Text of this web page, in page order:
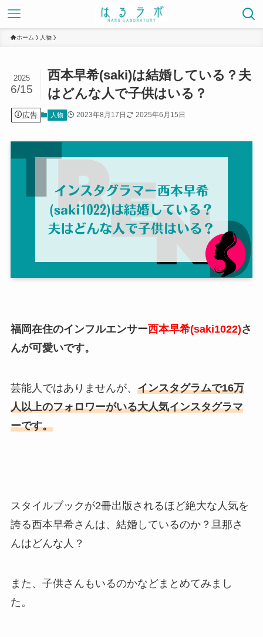
ホーム 人物
西本早希(saki)は結婚している？夫
はどんな人で子供はいる？
2025
6/15
広告 人物 2023年8月17日 2025年6月15日
福岡在住のインフルエンサー西本早希(saki1022)さ
んが可愛いです。
芸能人ではありませんが、 インスタグラムで16万
人以上のフォロワーがいる大人気インスタグラマ
ーです。
スタイルブックが2冊出版されるほど絶大な人気を
誇る西本早希さんは、結婚しているのか？旦那さ
んはどんな人？
また、子供さんもいるのかなどまとめてみまし
た。